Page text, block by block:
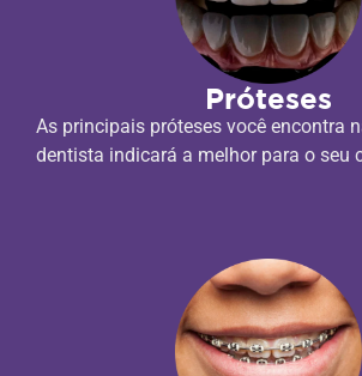
Próteses
As principais próteses você encontra
dentista indicará a melhor para o seu